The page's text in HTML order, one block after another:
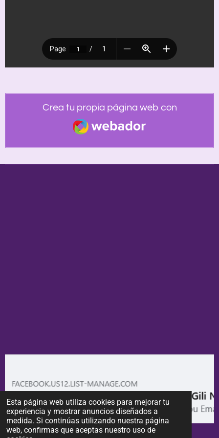
Esta página web utiliza cookies para mejorar tu
experiencia y mostrar anuncios diseñados a
medida. Si continúas utilizando nuestra página
web, confirmas que aceptas nuestro uso de
Crea tu propia página web con
Webador